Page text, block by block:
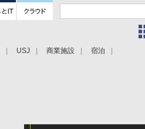
USJ 商業施設 宿泊